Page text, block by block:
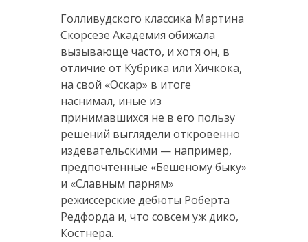
Голливудского классика Мартина
Скорсезе Академия обижала
вызывающе часто, и хотя он, в
отличие от Кубрика или Хичкока,
на свой «Оскар» в итоге
наснимал, иные из
принимавшихся не в его пользу
решений выглядели откровенно
издевательскими — например,
предпочтенные «Бешеному быку»
и «Славным парням»
режиссерские дебюты Роберта
Редфорда и, что совсем уж дико,
Костнера.